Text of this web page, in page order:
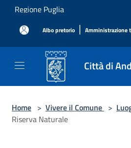
Salta al contenuto principale
Regione Puglia
Albo pretorio | Amministrazione
Città di
Home > Vivere il Comune >
Riserva Naturale